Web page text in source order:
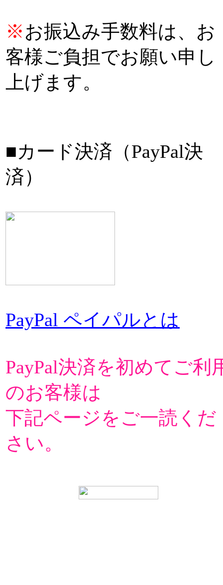
※お振込み手数料は、お
客様ご負担でお願い申し
上げます。
■カード決済（PayPal決
済）
PayPal ペイパルとは
PayPal決済を初めてご利
のお客様は
下記ページをご一読くだ
さい。